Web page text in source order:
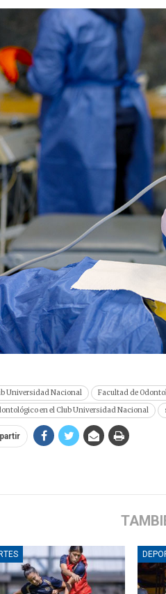
Universidad Nacional Facultad de
en el Club Universidad Nacional